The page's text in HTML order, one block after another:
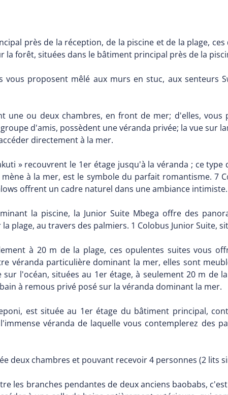
près de la réception, de la piscine et de la plage,
forêt, situées dans le bâtiment principal près de la
vous proposent mêlé aux murs en stuc, aux senteurs
une ou deux chambres, en front de mer; d'elles, vous
d'amis, possèdent une véranda privée; la vue sur
directement à la mer.
» recouvrent le 1er étage jusqu'à la véranda ; ce
à la mer, est le symbole du parfait romantisme. 7
offrent un cadre naturel dans une ambiance intimiste.
la piscine, la Junior Suite Mbega offre des
plage, au travers des palmiers. 1 Colobus Junior Suite,
à 20 m de la plage, ces opulentes suites vous
véranda particulière dominant la mer, elles sont
l'océan, situées au 1er étage, à seulement 20 m de
à remous privé posé sur la véranda dominant la mer.
est située au 1er étage du bâtiment principal,
véranda de laquelle vous contemplerez des
deux chambres et pouvant recevoir 4 personnes (2 lits
les branches pendantes de deux anciens baobabs,